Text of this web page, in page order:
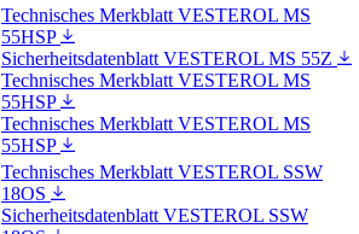
Technisches Merkblatt VESTEROL MS
55HSP
Sicherheitsdatenblatt VESTEROL MS 55Z
Technisches Merkblatt VESTEROL MS
55HSP
Technisches Merkblatt VESTEROL MS
55HSP
Technisches Merkblatt VESTEROL SSW
18OS
Sicherheitsdatenblatt VESTEROL SSW